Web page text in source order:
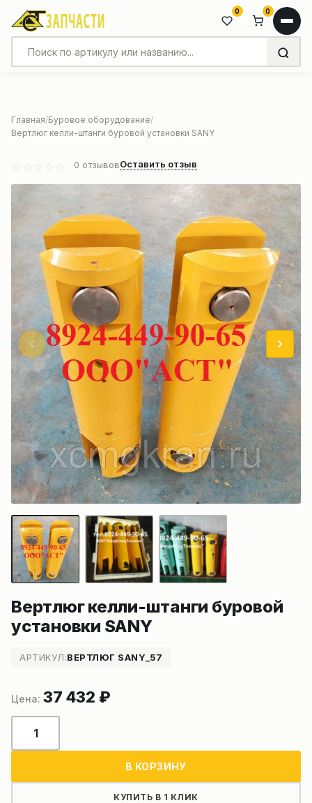
0 0
Главная Буровое оборудование
Вертлюг келли-штанги буровой установки SANY
0 отзывовОставить отзыв
Вертлюг келли-штанги буровой
установки SANY
АРТИКУЛ:ВЕРТЛЮГ SANY_57
37 432 ₽
товара
В КОРЗИНУ
КУПИТЬ В 1 КЛИК